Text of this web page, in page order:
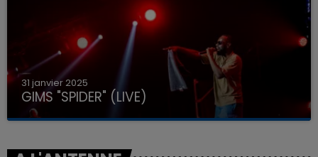
31 janvier 2025
GIMS "SPIDER" (LIVE)